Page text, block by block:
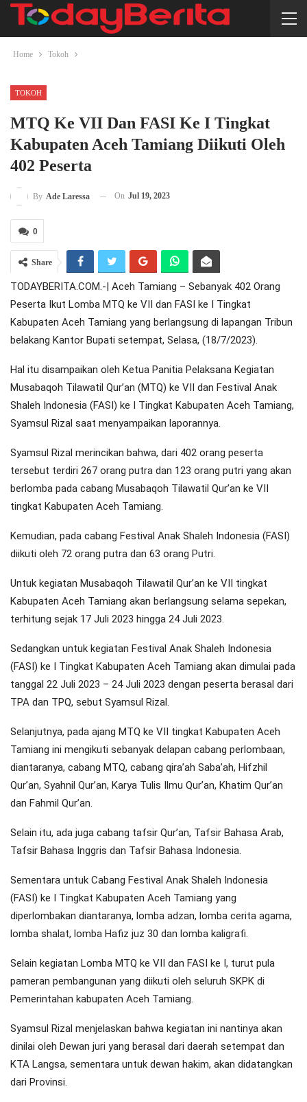
Home Tokoh
TOKOH
MTQ Ke VII Dan FASI Ke I Tingkat
Kabupaten Aceh Tamiang Diikuti Oleh
402 Peserta
By Ade Laressa On Jul 19, 2023
0
Share
TODAYBERITA.COM.-| Aceh Tamiang – Sebanyak 402 Orang
Peserta Ikut Lomba MTQ ke VII dan FASI ke I Tingkat
Kabupaten Aceh Tamiang yang berlangsung di lapangan Tribun
belakang Kantor Bupati setempat, Selasa, (18/7/2023).
Hal itu disampaikan oleh Ketua Panitia Pelaksana Kegiatan
Musabaqoh Tilawatil Qur’an (MTQ) ke VII dan Festival Anak
Shaleh Indonesia (FASI) ke I Tingkat Kabupaten Aceh Tamiang,
Syamsul Rizal saat menyampaikan laporannya.
Syamsul Rizal merincikan bahwa, dari 402 orang peserta
tersebut terdiri 267 orang putra dan 123 orang putri yang akan
berlomba pada cabang Musabaqoh Tilawatil Qur’an ke VII
tingkat Kabupaten Aceh Tamiang.
Kemudian, pada cabang Festival Anak Shaleh Indonesia (FASI)
diikuti oleh 72 orang putra dan 63 orang Putri.
Untuk kegiatan Musabaqoh Tilawatil Qur’an ke VII tingkat
Kabupaten Aceh Tamiang akan berlangsung selama sepekan,
terhitung sejak 17 Juli 2023 hingga 24 Juli 2023.
Sedangkan untuk kegiatan Festival Anak Shaleh Indonesia
(FASI) ke I Tingkat Kabupaten Aceh Tamiang akan dimulai pada
tanggal 22 Juli 2023 – 24 Juli 2023 dengan peserta berasal dari
TPA dan TPQ, sebut Syamsul Rizal.
Selanjutnya, pada ajang MTQ ke VII tingkat Kabupaten Aceh
Tamiang ini mengikuti sebanyak delapan cabang perlombaan,
diantaranya, cabang MTQ, cabang qira’ah Saba’ah, Hifzhil
Qur’an, Syahnil Qur’an, Karya Tulis Ilmu Qur’an, Khatim Qur’an
dan Fahmil Qur’an.
Selain itu, ada juga cabang tafsir Qur’an, Tafsir Bahasa Arab,
Tafsir Bahasa Inggris dan Tafsir Bahasa Indonesia.
Sementara untuk Cabang Festival Anak Shaleh Indonesia
(FASI) ke I Tingkat Kabupaten Aceh Tamiang yang
diperlombakan diantaranya, lomba adzan, lomba cerita agama,
lomba shalat, lomba Hafiz juz 30 dan lomba kaligrafi.
Selain kegiatan Lomba MTQ ke VII dan FASI ke I, turut pula
pameran pembangunan yang diikuti oleh seluruh SKPK di
Pemerintahan kabupaten Aceh Tamiang.
Syamsul Rizal menjelaskan bahwa kegiatan ini nantinya akan
dinilai oleh Dewan juri yang berasal dari daerah setempat dan
KTA Langsa, sementara untuk dewan hakim, akan didatangkan
dari Provinsi.